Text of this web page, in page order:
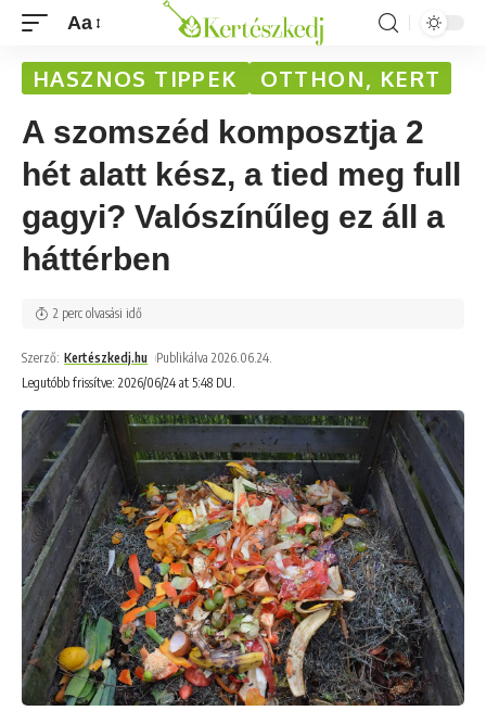
Aa
HASZNOS TIPPEK OTTHON, KERT
A szomszéd komposztja 2
hét alatt kész, a tied meg full
gagyi? Valószínűleg ez áll a
háttérben
Legutóbb frissítve: 2026/06/24 at 5:48 DU.
Szerző: Kertészkedj.hu Publikálva 2026.06.24.
2 perc olvasási idő